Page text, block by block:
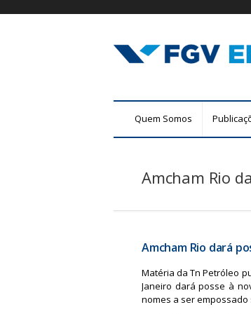
i
Quem Somos
Amcham Rio
Amcham Rio dará
Matéria da Tn Petróleo
Janeiro dará posse à
nomes a ser